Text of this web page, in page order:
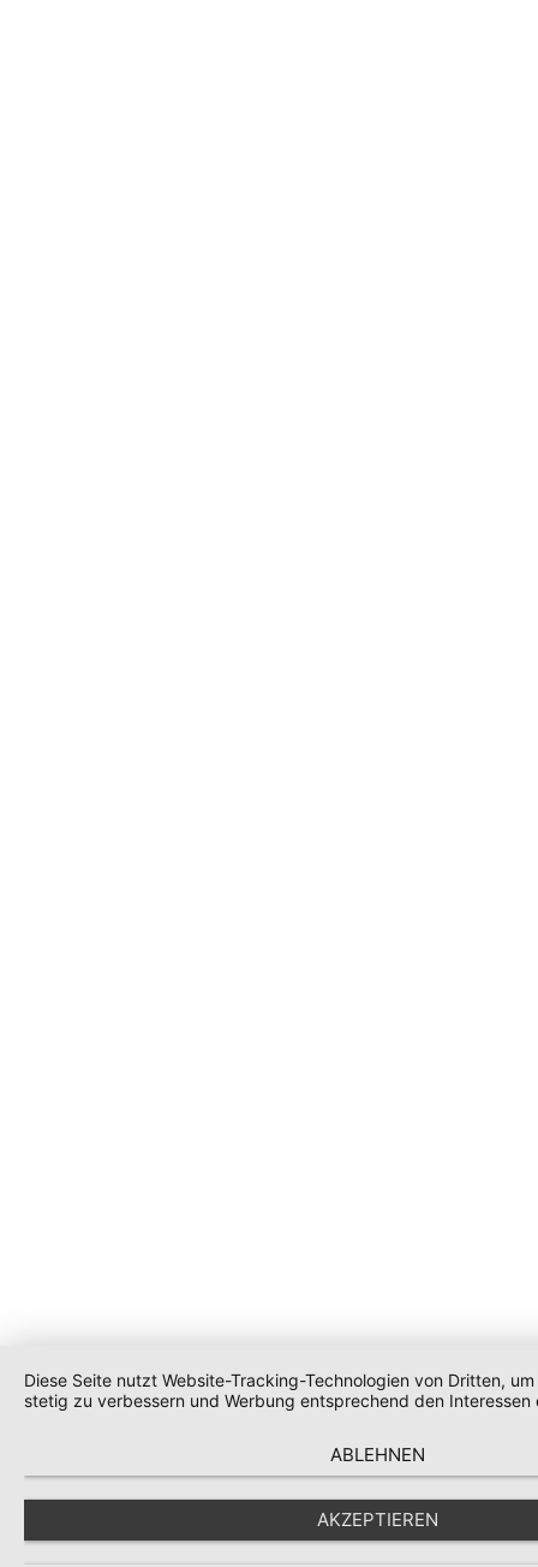
Diese Seite nutzt Website-Tracking-Technologien von Dritten,
stetig zu verbessern und Werbung entsprechend den
ABLEHNEN
AKZEPTIEREN